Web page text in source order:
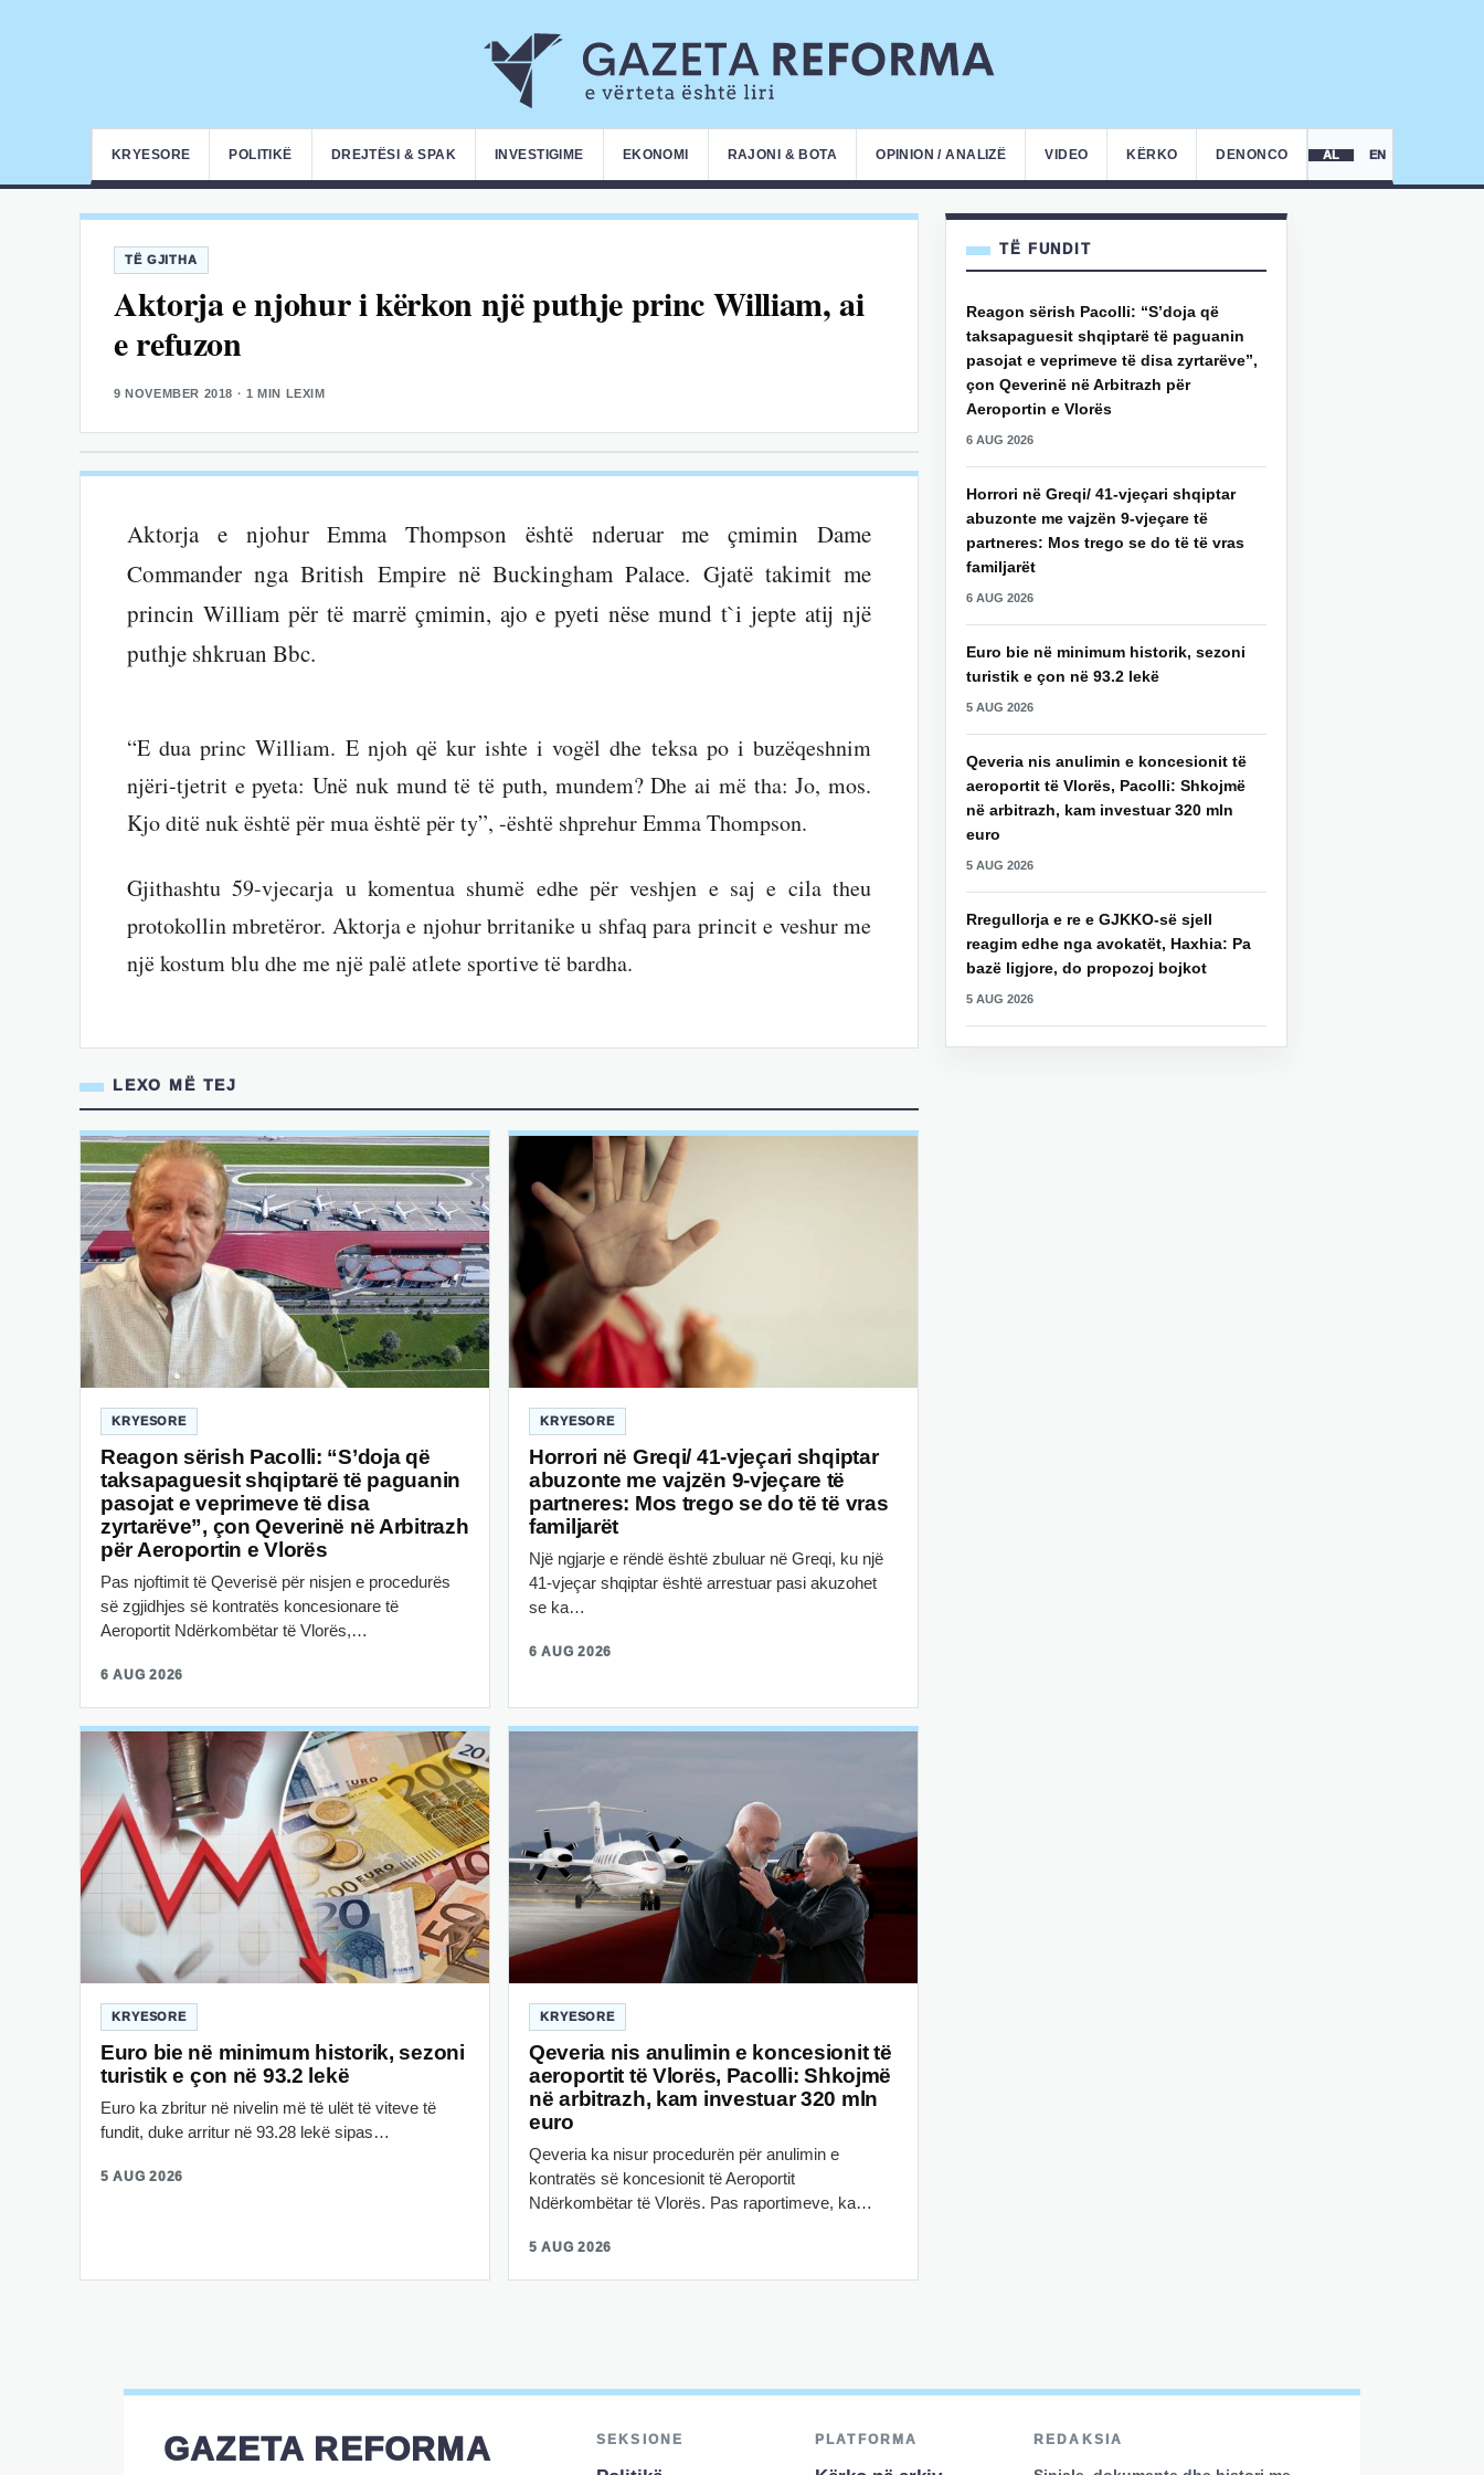
KRYESORE POLITIKË DREJTËSI & SPAK INVESTIGIME EKONOMI RAJONI & BOTA OPINION / ANALIZË VIDEO KËRKO DENONCO AL EN
TË GJITHA
Aktorja e njohur i kërkon një puthje princ William, ai
e refuzon
9 NOVEMBER 2018 · 1 MIN LEXIM
Aktorja e njohur Emma Thompson është nderuar me çmimin Dame
Commander nga British Empire në Buckingham Palace. Gjatë takimit me
princin William për të marrë çmimin, ajo e pyeti nëse mund t`i jepte atij një
puthje shkruan Bbc.
“E dua princ William. E njoh që kur ishte i vogël dhe teksa po i buzëqeshnim
njëri-tjetrit e pyeta: Unë nuk mund të të puth, mundem? Dhe ai më tha: Jo, mos.
Kjo ditë nuk është për mua është për ty”, -është shprehur Emma Thompson.
Gjithashtu 59-vjecarja u komentua shumë edhe për veshjen e saj e cila theu
protokollin mbretëror. Aktorja e njohur brritanike u shfaq para princit e veshur me
një kostum blu dhe me një palë atlete sportive të bardha.
LEXO MË TEJ
KRYESORE
Reagon sërish Pacolli: “S’doja që
taksapaguesit shqiptarë të paguanin
pasojat e veprimeve të disa
zyrtarëve”, çon Qeverinë në Arbitrazh
për Aeroportin e Vlorës
Pas njoftimit të Qeverisë për nisjen e procedurës
së zgjidhjes së kontratës koncesionare të
Aeroportit Ndërkombëtar të Vlorës,…
6 AUG 2026
KRYESORE
Horrori në Greqi/ 41-vjeçari shqiptar
abuzonte me vajzën 9-vjeçare të
partneres: Mos trego se do të të vras
familjarët
Një ngjarje e rëndë është zbuluar në Greqi, ku një
41-vjeçar shqiptar është arrestuar pasi akuzohet
se ka…
6 AUG 2026
KRYESORE
Euro bie në minimum historik, sezoni
turistik e çon në 93.2 lekë
Euro ka zbritur në nivelin më të ulët të viteve të
fundit, duke arritur në 93.28 lekë sipas…
5 AUG 2026
KRYESORE
Qeveria nis anulimin e koncesionit të
aeroportit të Vlorës, Pacolli: Shkojmë
në arbitrazh, kam investuar 320 mln
euro
Qeveria ka nisur procedurën për anulimin e
kontratës së koncesionit të Aeroportit
Ndërkombëtar të Vlorës. Pas raportimeve, ka…
5 AUG 2026
TË FUNDIT
Reagon sërish Pacolli: “S’doja që
taksapaguesit shqiptarë të paguanin
pasojat e veprimeve të disa zyrtarëve”,
çon Qeverinë në Arbitrazh për
Aeroportin e Vlorës
6 AUG 2026
Horrori në Greqi/ 41-vjeçari shqiptar
abuzonte me vajzën 9-vjeçare të
partneres: Mos trego se do të të vras
familjarët
6 AUG 2026
Euro bie në minimum historik, sezoni
turistik e çon në 93.2 lekë
5 AUG 2026
Qeveria nis anulimin e koncesionit të
aeroportit të Vlorës, Pacolli: Shkojmë
në arbitrazh, kam investuar 320 mln
euro
5 AUG 2026
Rregullorja e re e GJKKO-së sjell
reagim edhe nga avokatët, Haxhia: Pa
bazë ligjore, do propozoj bojkot
5 AUG 2026
GAZETA REFORMA SEKSIONE PLATFORMA REDAKSIA